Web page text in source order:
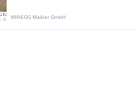
WINEGG Makler GmbH